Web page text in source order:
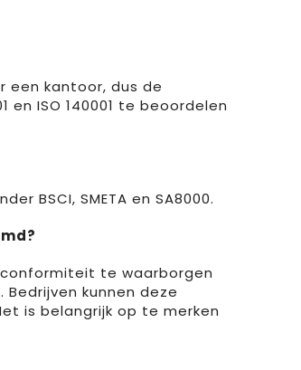
een kantoor, dus de
ISO 140001 te beoordelen
BSCI, SMETA en SA8000.
conformiteit te waarborgen
kunnen deze
is belangrijk op te merken